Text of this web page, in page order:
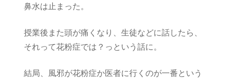
鼻水は止まった。
授業後また頭が痛くなり、生徒などに話したら、
それって花粉症では？っという話に。
結局、風邪が花粉症か医者に行くのが一番という